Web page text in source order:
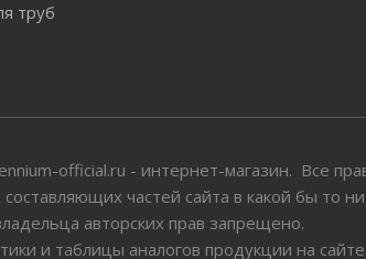
труб
official.ru - интернет-магазин. Все
составляющих частей сайта в какой бы то
авторских прав запрещено.
и таблицы аналогов продукции на